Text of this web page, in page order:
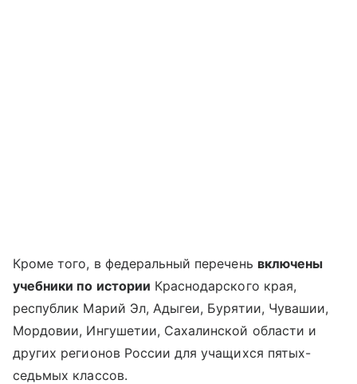
Кроме того, в федеральный перечень включены
учебники по истории Краснодарского края,
республик Марий Эл, Адыгеи, Бурятии, Чувашии,
Мордовии, Ингушетии, Сахалинской области и
других регионов России для учащихся пятых-
седьмых классов.